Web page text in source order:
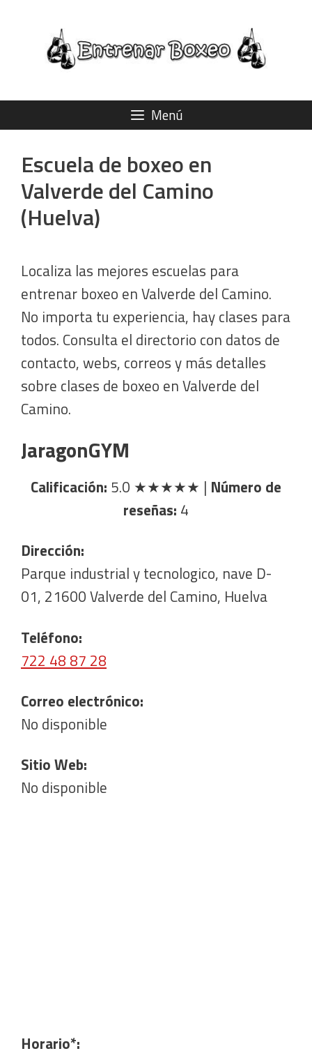
contenido
Menú
Escuela de boxeo en
Valverde del Camino
(Huelva)
Localiza las mejores escuelas para
entrenar boxeo en Valverde del Camino.
No importa tu experiencia, hay clases para
todos. Consulta el directorio con datos de
contacto, webs, correos y más detalles
sobre clases de boxeo en Valverde del
Camino.
JaragonGYM
Calificación: 5.0 ★★★★★ | Número de
reseñas: 4
Dirección:
Parque industrial y tecnologico, nave D-
01, 21600 Valverde del Camino, Huelva
Teléfono:
722 48 87 28
Correo electrónico:
No disponible
Sitio Web:
No disponible
Horario*: